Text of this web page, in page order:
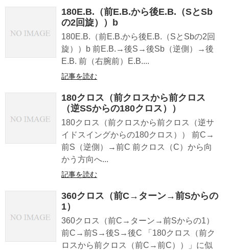
180E.B.（前E.B.から後E.B.（SとSb
の2回旋））b
180E.B.（前E.B.から後E.B.（SとSbの2回
旋））b 前E.B.→後S→後Sb（逆側）→後
E.B. 前（右腕前）E.B....
記事を読む
180クロス（前クロスから前クロス
（逆SSからの180クロス））
180クロス（前クロスから前クロス（逆サ
イドスイングからの180クロス）） 前C→
前S（逆側）→前C 前クロス（C）から向
かう方向へ...
記事を読む
360クロス（前C→ターン→前Sからの
1）
360クロス（前C→ターン→前Sからの1）
前C→前S→後S→後C 「180クロス（前ク
ロスから前クロス（前C→前C））」に似